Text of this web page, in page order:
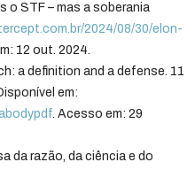
o STF – mas a soberania
2024/08/30/elon-
12 out. 2024.
a definition and a defense. 11
em:
. Acesso em: 29
da razão, da ciência e do